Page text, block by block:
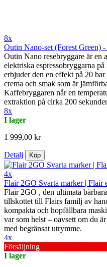
8x
Outin Nano-set (Forest Green)
Outin Nano resebryggare är en
elektriska espressobryggarna
erbjuder den en effekt på 20
crema och smak som är
Kaffebryggaren når en
extraktion på cirka 200
8x
I lager
1 999,00 kr
Detalj Köp
4x
Flair 2GO Svarta marker | Flair
Flair 2GO , den ultimata
tillskottet till Flairs familj av
kompakta och hopfällbara
var som helst – oavsett om du
med begränsat utrymme.
4x
Försäljning
I lager